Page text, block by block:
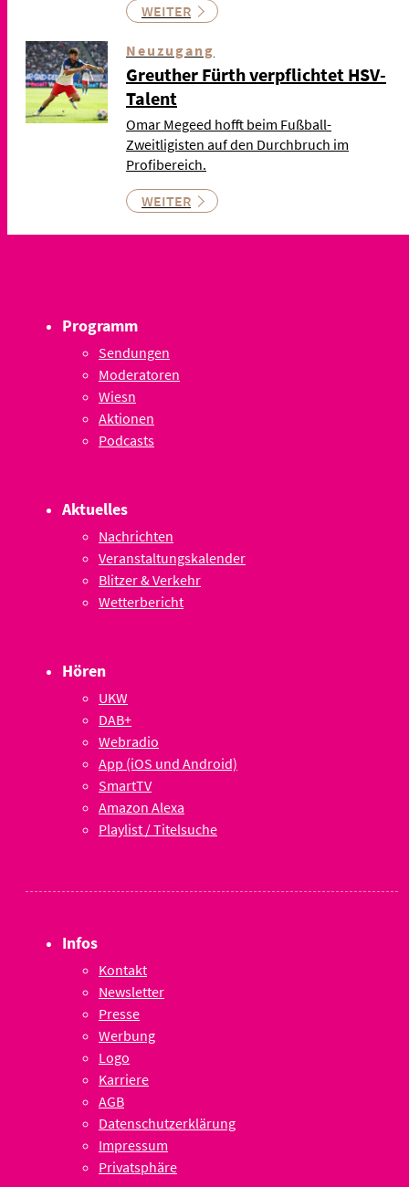
WEITER
Neuzugang
Greuther Fürth verpflichtet HSV-
Talent
Omar Megeed hofft beim Fußball-
Zweitligisten auf den Durchbruch im
Profibereich.
WEITER
Programm
Sendungen
Moderatoren
Wiesn
Aktionen
Podcasts
Aktuelles
Nachrichten
Veranstaltungskalender
Blitzer & Verkehr
Wetterbericht
Hören
UKW
DAB+
Webradio
App (iOS und Android)
SmartTV
Amazon Alexa
Playlist / Titelsuche
Infos
Kontakt
Newsletter
Presse
Werbung
Logo
Karriere
AGB
Datenschutzerklärung
Impressum
Privatsphäre